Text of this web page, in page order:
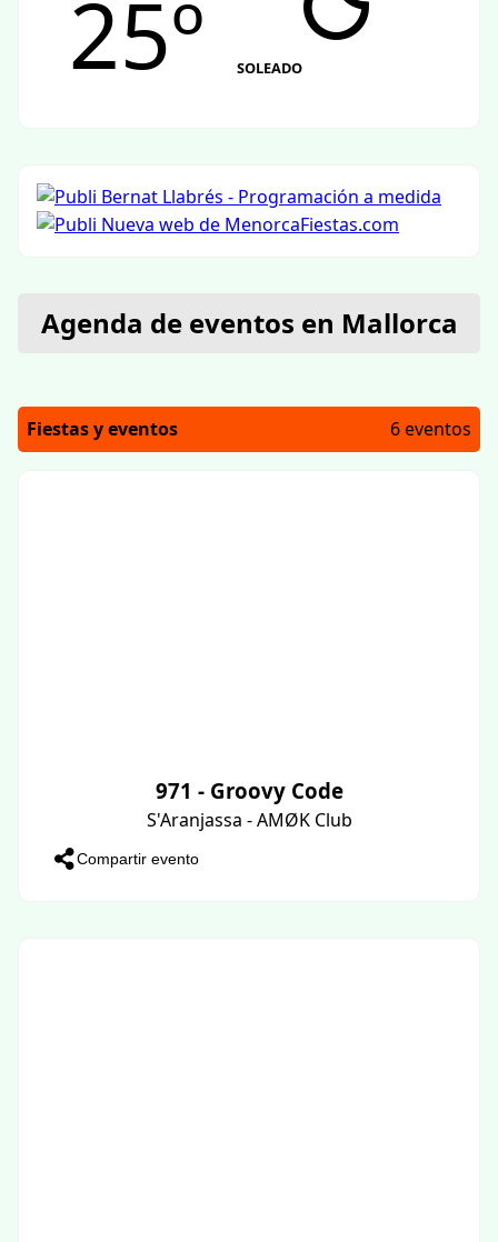
25º SOLEADO
Agenda de eventos en Mallorca
Fiestas y eventos 6 eventos
971 - Groovy Code
S'Aranjassa - AMØK Club
Compartir evento